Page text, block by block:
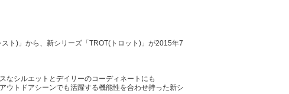
ト)」から、新シリーズ「TROT(トロット)」が2015年7
なシルエットとデイリーのコーディネートにも
ウトドアシーンでも活躍する機能性を合わせ持った新シ